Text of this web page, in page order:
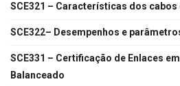
SCE321 – Características dos
SCE322– Desempenhos e
SCE331 – Certificação de Enlaces
Balanceado